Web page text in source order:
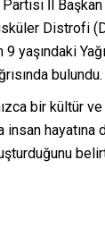
İl Başkan
Distrofi
yaşındaki
bulundu.
bir kültür
insan